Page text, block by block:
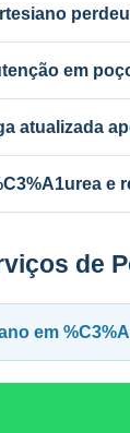
incrustação
resolve. em
e
atualizada
Troca de
e
geólogo
de
em